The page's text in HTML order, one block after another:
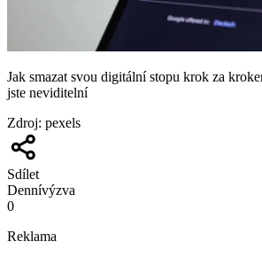
Jak smazat svou digitální stopu krok za
jste neviditelní
Zdroj: pexels
Sdílet
Dennívýzva
0
Reklama